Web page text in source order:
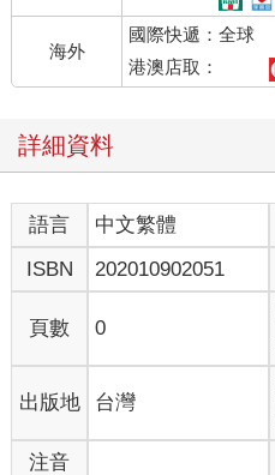
海外
國際快遞：全球
港澳店取：
詳細資料
語言 中文繁體
ISBN
202010902051
頁數 0
出版地 台灣
注音